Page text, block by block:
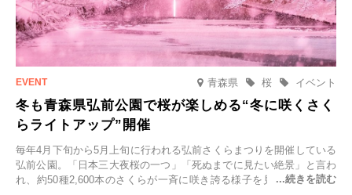
青森県 イベント
桜
冬も青森県弘前公園で桜が楽しめる“冬に咲くさく
らライトアップ”開催
毎年4月下旬から5月上旬に行われる弘前さくらまつりを開催している
弘前公園。「日本三大夜桜の一つ」「死ぬまでに見たい絶景」と言わ
れ、約50種2,600本のさくらが一斉に咲き誇る様子を見に、世界中か